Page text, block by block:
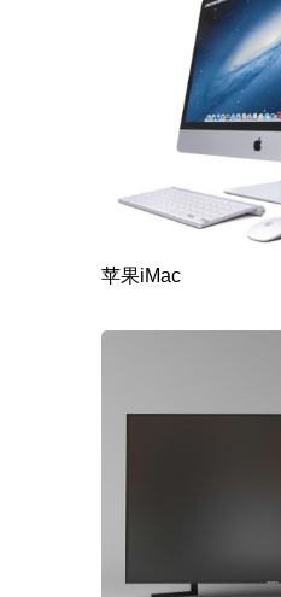
苹果iMac